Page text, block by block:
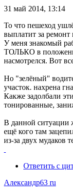
31 май 2014, 13:14
То что пешеход
выплатит за
У меня знакомый
ТОЛЬКО в
насмотрелся. Вот
Но "зелёный"
участок. нахрена
Какже задолбали
тонированные,
В данной ситуации
ещё кого там
из-за двух мудаков
Ответить с
Александр63 ru